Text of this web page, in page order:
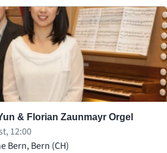
& Florian Zaunmayr Orgel
12:00
Bern, Bern (CH)